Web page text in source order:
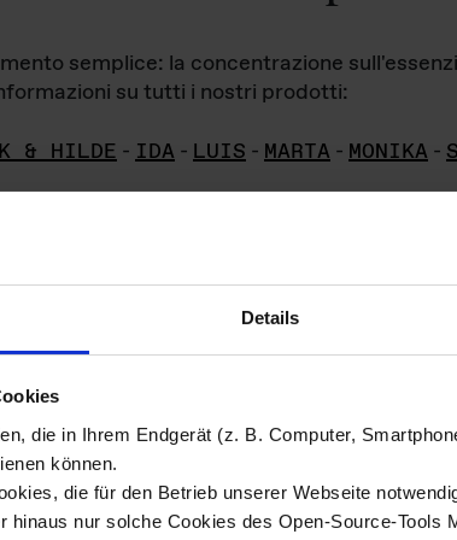
Details
die in Ihrem Endgerät (z. B. Computer,
können.
die für den Betrieb unserer Webseite
hinaus nur solche Cookies des Open-Source-Tools
semplice: la concentrazione
su tutti i nostri prodotti:
& HILDE - IDA - LUIS - MARTA - MONIKA -
di
materiale fotografico sono detenuti da